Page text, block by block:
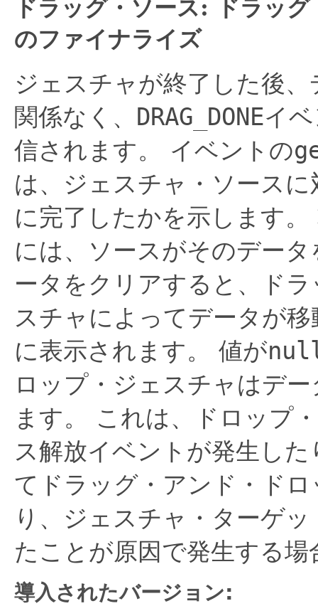
ドラッグ・ソース: ドラッ
のファイナライズ
ジェスチャが終了した後
関係なく、 DRAG_DONEイ
信されます。
イベントの
は、ジェスチャ・ソース
に完了したかを示します。
には、ソースがそのデー
ータをクリアすると、ド
スチャによってデータが
に表示されます。
値が
ロップ・ジェスチャはデ
ます。
これは、ドロップ
ス解放イベントが発生し
てドラッグ・アンド・ド
り、ジェスチャ・ターゲ
たことが原因で発生する
導入されたバージョン: